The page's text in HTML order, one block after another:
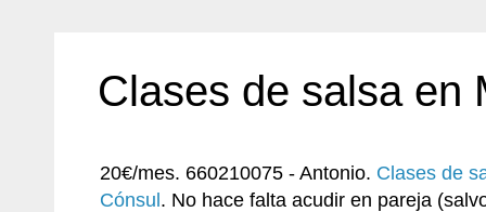
Clases de salsa en
20€/mes. 660210075 - Antonio. Clases de
Cónsul . No hace falta acudir en pareja